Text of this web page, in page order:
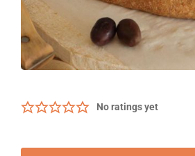
No ratings yet